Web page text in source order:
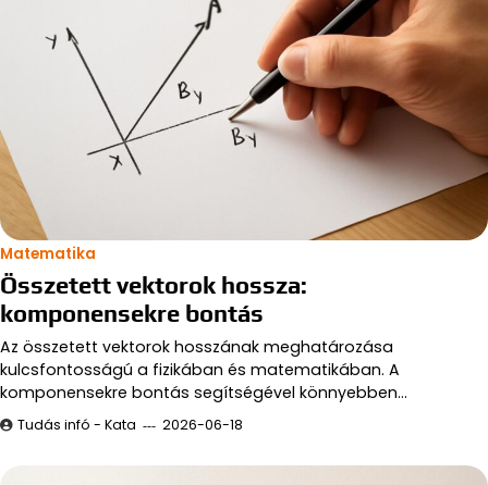
Matematika
Összetett vektorok hossza:
komponensekre bontás
Az összetett vektorok hosszának meghatározása
kulcsfontosságú a fizikában és matematikában. A
komponensekre bontás segítségével könnyebben…
Tudás infó - Kata 2026-06-18